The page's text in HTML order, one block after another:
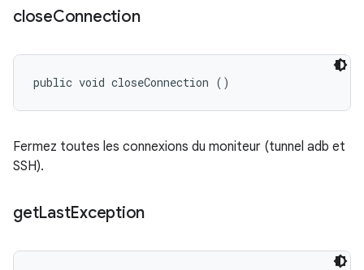
closeConnection
public void closeConnection ()
Fermez toutes les connexions du moniteur (tunnel adb et
SSH).
getLastException